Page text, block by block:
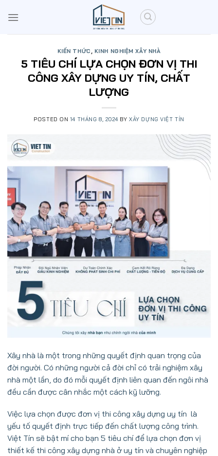
KIẾN THỨC , KINH NGHIỆM XÂY NHÀ
5 TIÊU CHÍ LỰA CHỌN ĐƠN VỊ THI
CÔNG XÂY DỰNG UY TÍN, CHẤT
LƯỢNG
POSTED ON 14 THÁNG 8, 2024 BYXÂY DỰNG VIỆT TÍN
Xây nhà là một trong những quyết định quan trọng của
đời người. Có những người cả đời chỉ có trải nghiệm xây
nhà một lần, do đó mỗi quyết định liên quan đến ngôi nhà
đều cần được cân nhắc một cách kỹ lưỡng.
Việc lựa chọn được đơn vị thi công xây dựng uy tín là
yếu tố quyết định trực tiếp đến chất lượng công trình.
Việt Tín sẽ bật mí cho bạn 5 tiêu chí để lựa chọn đơn vị
thiết kế thi công xây dựng nhà ở uy tín và chuyên nghiệp